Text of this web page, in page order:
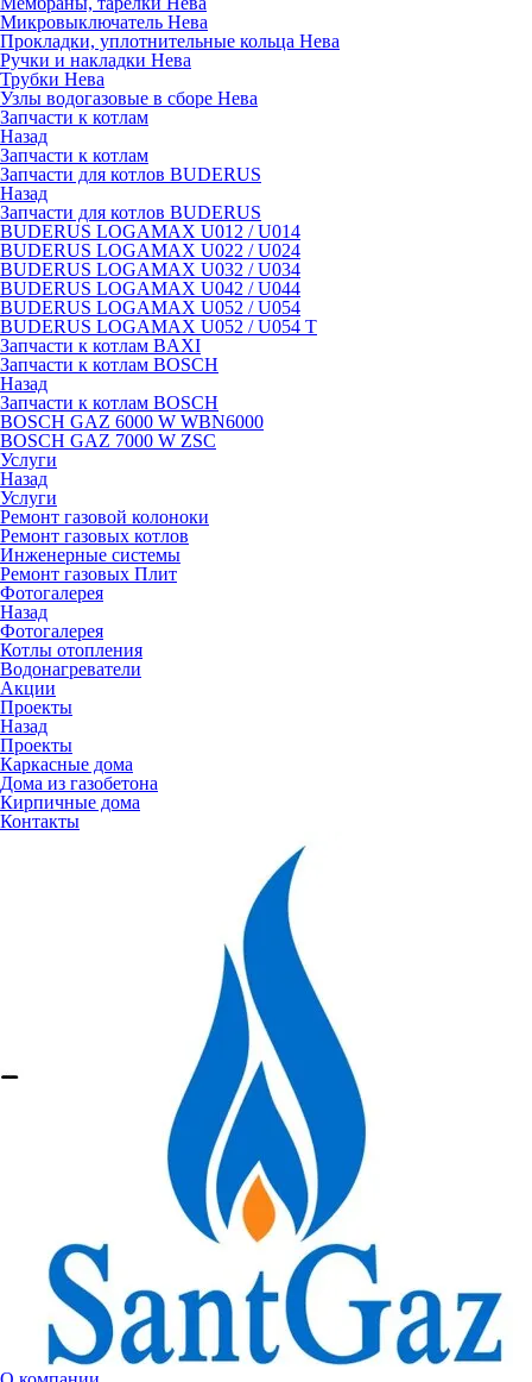
Микровыключатель Нева
Прокладки, уплотнительные кольца Нева
Ручки и накладки Нева
Трубки Нева
Узлы водогазовые в сборе Нева
Запчасти к котлам
Назад
Запчасти к котлам
Запчасти для котлов BUDERUS
Назад
Запчасти для котлов BUDERUS
BUDERUS LOGAMAX U012 / U014
BUDERUS LOGAMAX U022 / U024
BUDERUS LOGAMAX U032 / U034
BUDERUS LOGAMAX U042 / U044
BUDERUS LOGAMAX U052 / U054
BUDERUS LOGAMAX U052 / U054 T
Запчасти к котлам BAXI
Запчасти к котлам BOSCH
Назад
Запчасти к котлам BOSCH
BOSCH GAZ 6000 W WBN6000
BOSCH GAZ 7000 W ZSC
Услуги
Назад
Услуги
Ремонт газовой колоноки
Ремонт газовых котлов
Инженерные системы
Ремонт газовых Плит
Фотогалерея
Назад
Фотогалерея
Котлы отопления
Водонагреватели
Акции
Проекты
Назад
Проекты
Каркасные дома
Дома из газобетона
Кирпичные дома
Контакты